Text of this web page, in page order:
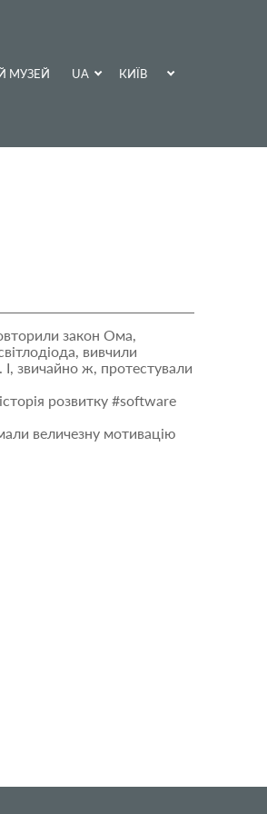
МУЗЕЙ
UA
КИЇВ
закон Ома,
вивчили
звичайно ж, протестували
розвитку #software
величезну мотивацію